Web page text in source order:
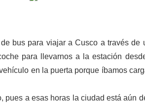
bus para viajar a Cusco a través de
para llevarnos a la estación
en la puerta porque íbamos
pues a esas horas la ciudad está aún